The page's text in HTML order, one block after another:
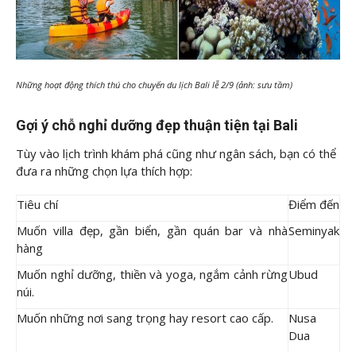
Những hoạt động thích thú cho chuyến du lịch Bali lễ 2/9 (ảnh: sưu tầm)
Gợi ý chỗ nghỉ dưỡng đẹp thuận tiện tại Bali
Tùy vào lịch trình khám phá cũng như ngân sách, bạn có thể
đưa ra những chọn lựa thích hợp:
Tiêu chí
Điểm đến
Muốn villa đẹp, gần biển, gần quán bar và nhà
hàng
Seminyak
Muốn nghỉ dưỡng, thiền và yoga, ngắm cảnh rừng
núi.
Ubud
Muốn những nơi sang trọng hay resort cao cấp.
Nusa
Dua